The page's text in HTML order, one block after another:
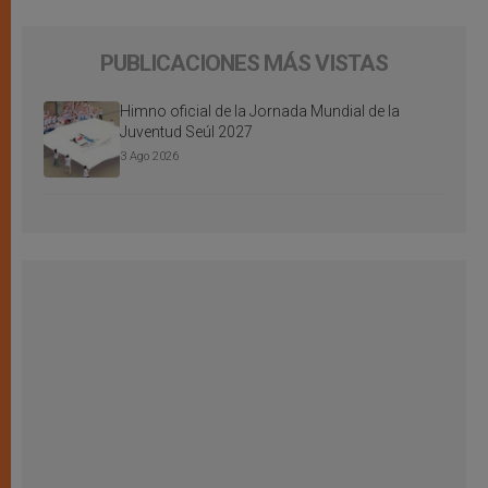
PUBLICACIONES MÁS VISTAS
Himno oficial de la Jornada Mundial de la
Juventud Seúl 2027
3 Ago 2026